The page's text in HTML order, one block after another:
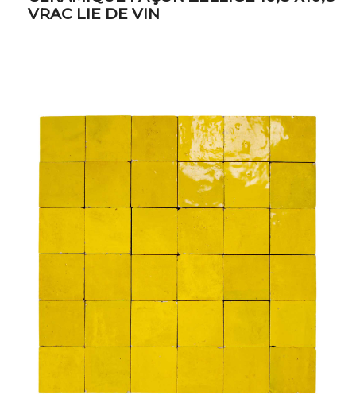
VRAC LIE DE VIN